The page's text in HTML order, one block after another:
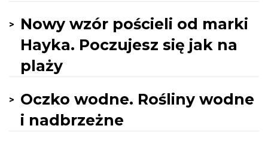
Nowy wzór pościeli od marki
Hayka. Poczujesz się jak na
plaży
Oczko wodne. Rośliny wodne
i nadbrzeżne